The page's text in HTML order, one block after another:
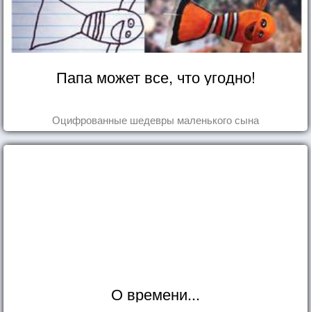
Папа может все, что угодно!
Оцифрованные шедевры маленького сына
О времени...